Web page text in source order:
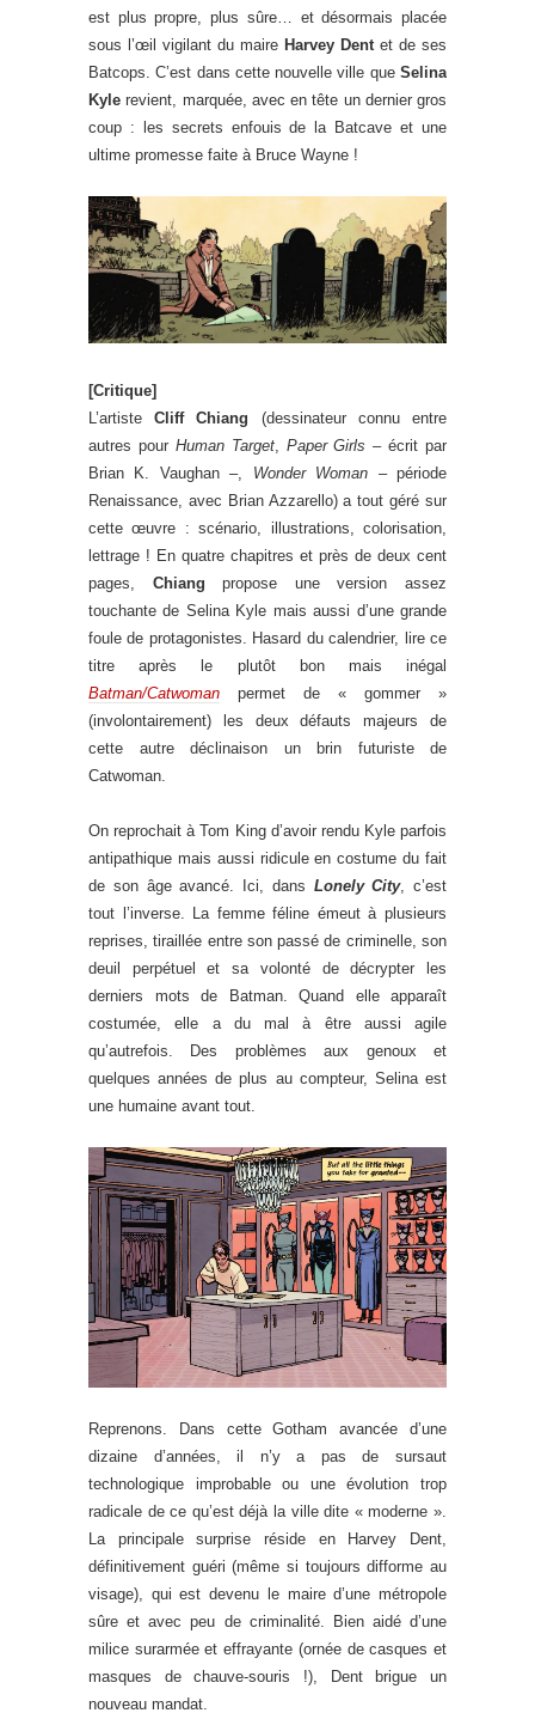
est plus propre, plus sûre… et désormais placée
sous l’œil vigilant du maire Harvey Dent et de ses
Batcops. C’est dans cette nouvelle ville queSelina
Kyle revient, marquée, avec en tête un dernier gros
coup : les secrets enfouis de la Batcave et une
ultime promesse faite à Bruce Wayne !
[Critique]
L’artisteCliff Chiang (dessinateur connu entre
autres pour Human Target, Paper Girls – écrit par
Brian K. Vaughan –, Wonder Woman – période
Renaissance, avec Brian Azzarello) a tout géré sur
cette œuvre : scénario, illustrations, colorisation,
lettrage ! En quatre chapitres et près de deux cent
pages, Chiang propose une version assez
touchante de Selina Kyle mais aussi d’une grande
foule de protagonistes. Hasard du calendrier, lire ce
titre après le plutôt bon mais inégal
Batman/Catwoman permet de « gommer »
(involontairement) les deux défauts majeurs de
cette autre déclinaison un brin futuriste de
Catwoman.
On reprochait à Tom King d’avoir rendu Kyle parfois
antipathique mais aussi ridicule en costume du fait
de son âge avancé. Ici, dans Lonely City, c’est
tout l’inverse. La femme féline émeut à plusieurs
reprises, tiraillée entre son passé de criminelle, son
deuil perpétuel et sa volonté de décrypter les
derniers mots de Batman. Quand elle apparaît
costumée, elle a du mal à être aussi agile
qu’autrefois. Des problèmes aux genoux et
quelques années de plus au compteur, Selina est
une humaine avant tout.
Reprenons. Dans cette Gotham avancée d’une
dizaine d’années, il n’y a pas de sursaut
technologique improbable ou une évolution trop
radicale de ce qu’est déjà la ville dite « moderne ».
La principale surprise réside en Harvey Dent,
définitivement guéri (même si toujours difforme au
visage), qui est devenu le maire d’une métropole
sûre et avec peu de criminalité. Bien aidé d’une
milice surarmée et effrayante (ornée de casques et
masques de chauve-souris !), Dent brigue un
nouveau mandat.